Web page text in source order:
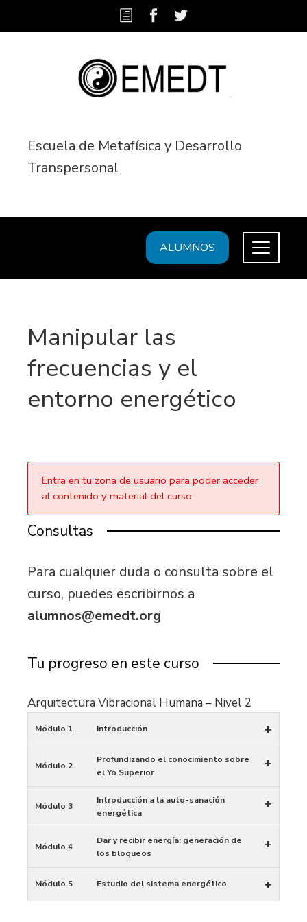
Escuela de Metafísica y Desarrollo
Transpersonal
ALUMNOS
Manipular las
frecuencias y el
entorno energético
Entra en tu zona de usuario para poder acceder
al contenido y material del curso.
Consultas
Para cualquier duda o consulta sobre el
curso, puedes escribirnos a
alumnos@emedt.org
Tu progreso en este curso
Arquitectura Vibracional Humana – Nivel 2
Módulo 1 Introducción +
Módulo 2
Profundizando el conocimiento sobre
el Yo Superior
+
Módulo 3
Introducción a la auto-sanación
energética
+
Módulo 4
Dar y recibir energía: generación de
los bloqueos
+
Módulo 5 Estudio del sistema energético +